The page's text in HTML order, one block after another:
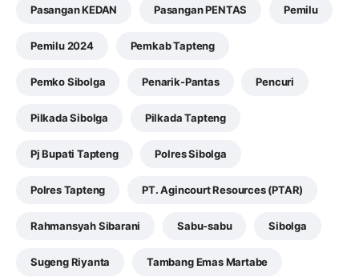
Pasangan KEDAN Pasangan PENTAS Pemilu
Pemilu 2024 Pemkab Tapteng
Pemko Sibolga Penarik-Pantas Pencuri
Pilkada Sibolga Pilkada Tapteng
Pj Bupati Tapteng Polres Sibolga
Polres Tapteng PT. Agincourt Resources (PTAR)
Rahmansyah Sibarani Sabu-sabu Sibolga
Sugeng Riyanta Tambang Emas Martabe